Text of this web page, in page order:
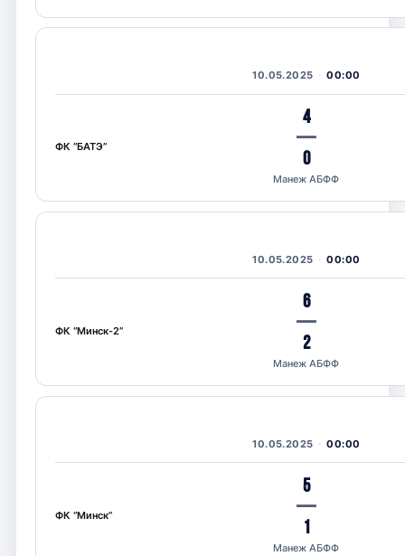
10.05.2025 00:00
ФК “БАТЭ”
4
—
0
Манеж АБФФ
10.05.2025 00:00
ФК “Минск-2”
6
—
2
Манеж АБФФ
10.05.2025 00:00
ФК “Минск”
5
—
1
Манеж АБФФ